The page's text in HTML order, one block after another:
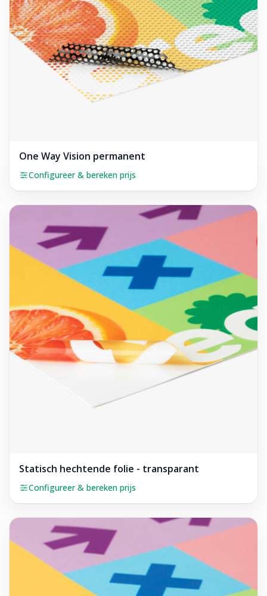
One Way Vision permanent
Configureer & bereken prijs
Statisch hechtende folie - transparant
Configureer & bereken prijs